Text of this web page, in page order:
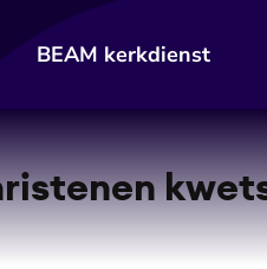
BEAM kerkdienst